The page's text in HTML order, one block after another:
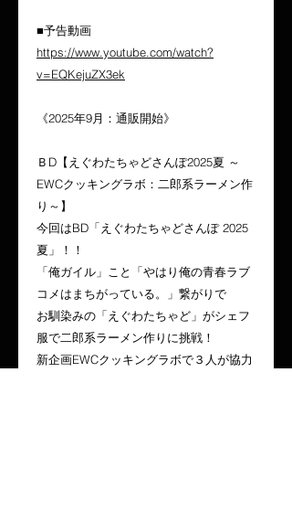
■予告動画
https://www.youtube.com/watch?
v=EQKejuZX3ek
《2025年9月：通販開始》
ＢD【えぐわたちゃどさんぽ2025夏 ～
EWCクッキングラボ：二郎系ラーメン作
り～】
今回はBD「えぐわたちゃどさんぽ 2025
夏」！！
「俺ガイル」こと「やはり俺の青春ラブ
コメはまちがっている。」繋がりで
お馴染みの「えぐわたちゃど」がシェフ
服で二郎系ラーメン作りに挑戦！
新企画EWCクッキングラボで３人が協力